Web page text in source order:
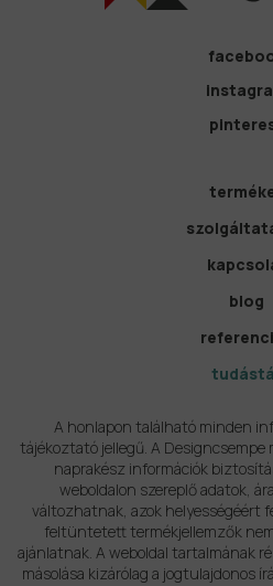
blog
A honlapon található minden
tájékoztató jellegű. A
naprakész információk
weboldalon szereplő adatok,
változhatnak, azok helyességéért
feltüntetett termékjellemzők
ajánlatnak. A weboldal tartalmának
másolása kizárólag a jogtulajdonos